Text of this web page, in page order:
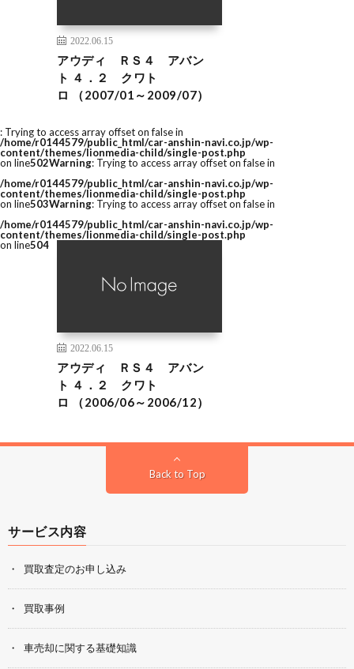
2022.06.15
アウディ ＲＳ４ アバン
ト ４．２ クワト
ロ （2007/01～2009/07）
: Trying to access array offset on false in
/home/r0144579/public_html/car-anshin-navi.co.jp/wp-
content/themes/lionmedia-child/single-post.php
on line502Warning: Trying to access array offset on false in
/home/r0144579/public_html/car-anshin-navi.co.jp/wp-
content/themes/lionmedia-child/single-post.php
on line503Warning: Trying to access array offset on false in
/home/r0144579/public_html/car-anshin-navi.co.jp/wp-
content/themes/lionmedia-child/single-post.php
on line504
2022.06.15
アウディ ＲＳ４ アバン
ト ４．２ クワト
ロ （2006/06～2006/12）
Back to Top
サービス内容
買取査定のお申し込み
買取事例
車売却に関する基礎知識